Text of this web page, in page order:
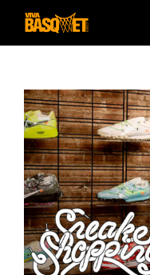
Saltar